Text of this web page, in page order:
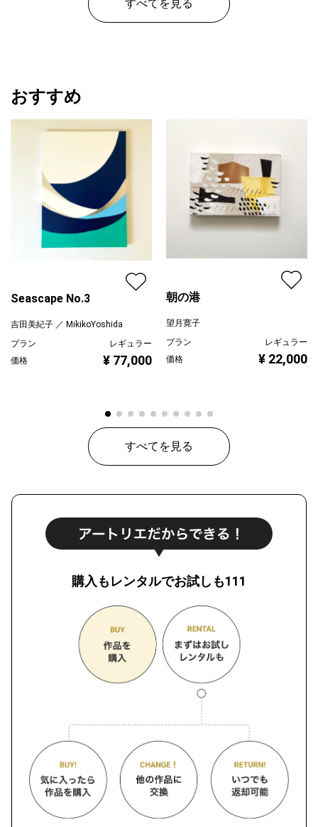
すべてを見る
おすすめ
Seascape No.3
吉田美紀子 ／ MikikoYoshida
プラン
レギュラー
価格
¥ 77,000
朝の港
望月寛子
プラン
レギュラー
価格
¥ 22,000
すべてを見る
購入もレンタルでお試しも111